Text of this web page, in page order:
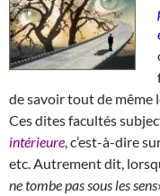
de savoir tout de même
Ces dites facultés
intérieure , c’est-à-dire
etc. Autrement dit,
ne tombe pas sous les sens